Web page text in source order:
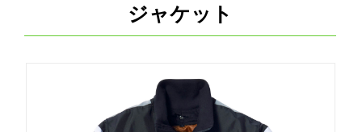
ジャケット